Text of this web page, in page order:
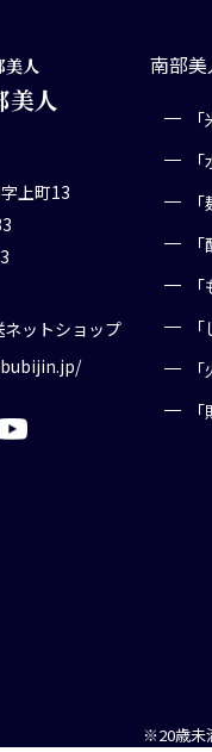
美人
美人
上町13
ットショップ
南部美
※20歳未